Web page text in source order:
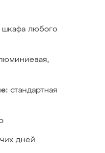
шкафа любого
стандартная
дней